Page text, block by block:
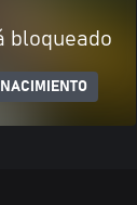
bloqueado